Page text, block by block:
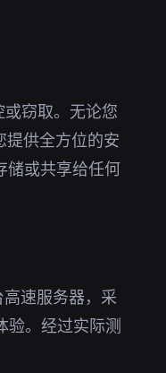
窃取。无论您
提供全方位的安
储或共享给任何
速服务器，采
验。经过实际测